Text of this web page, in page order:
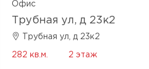
Офис
Трубная ул, д 23к2
Трубная ул, д 23к2
282 кв.м. 2 этаж